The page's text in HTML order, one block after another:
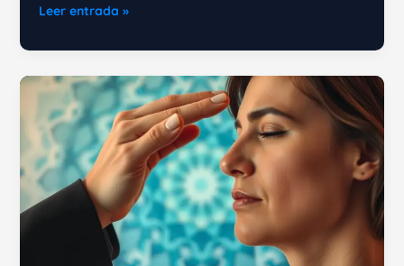
Programación
Cómo
Transformar
tu
Vida
Leer entrada »